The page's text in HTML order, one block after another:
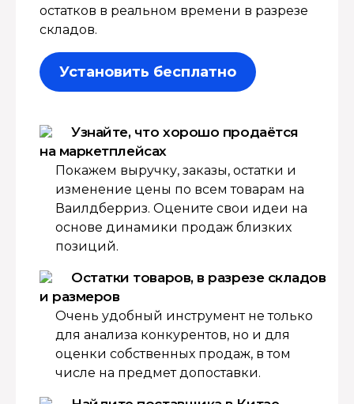
остатков в реальном времени в разрезе
складов.
Установить бесплатно
Узнайте, что хорошо продаётся
на маркетплейсах
Покажем выручку, заказы, остатки и
изменение цены по всем товарам на
Ваилдберриз. Оцените свои идеи на
основе динамики продаж близких
позиций.
Остатки товаров, в разрезе складов
и размеров
Очень удобный инструмент не только
для анализа конкурентов, но и для
оценки собственных продаж, в том
числе на предмет допоставки.